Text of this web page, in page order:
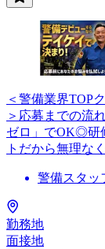
＜警備業界TOP
＞応募までの流
ゼロ」でOK◎研
トだから無理な
警備スタッ
勤務地
面接地